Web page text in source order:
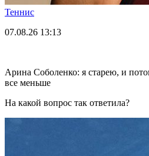
Теннис
07.08.26 13:13
Арина Соболенко: я старею, и
все меньше
На какой вопрос так ответила?